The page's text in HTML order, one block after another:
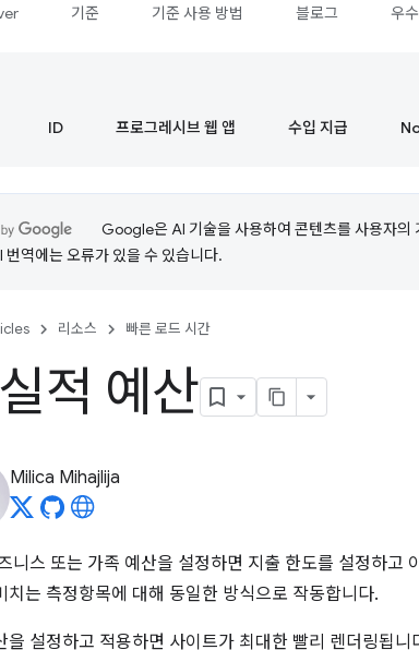
기준 기준 사용 방법 블로그 우
ID 프로그레시브 웹 앱 수입 지급
Google은 AI 기술을 사용하여 콘텐츠를 사용자의
번역에는 오류가 있을 수 있습니다.
리소스 빠른 로드 시간
적 예산
Milica Mihajlija
니스 또는 가족 예산을 설정하면 지출 한도를 설정하고
치는 측정항목에 대해 동일한 방식으로 작동합니다.
을 설정하고 적용하면 사이트가 최대한 빨리 렌더링됩